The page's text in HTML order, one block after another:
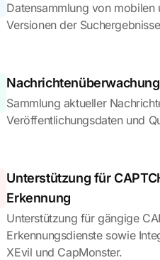
Datensammlung von mobilen
Versionen der
Nachrichtenüberwachung
Sammlung aktueller
Veröffentlichungsdaten und
Unterstützung für
Erkennung
Unterstützung für gängige
Erkennungsdienste sowie
XEvil und CapMonster.